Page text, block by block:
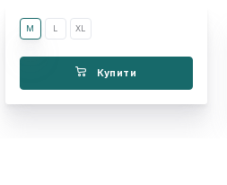
M L XL
Купити